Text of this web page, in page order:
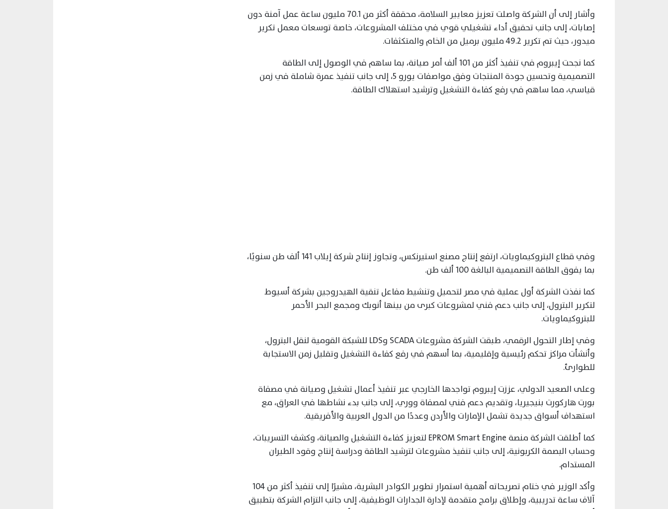
وأشار إلى أن الشركة واصلت تعزيز معايير السلامة، محققة أكثر من 70.1 مليون ساعة عمل آمنة دون
إصابات، إلى جانب تحقيق أداء تشغيلي قوي في مختلف المشروعات، خاصة توسعات معمل تكرير
ميدور، حيث تم تكرير 49.2 مليون برميل من الخام والمتكثفات.
كما نجحت إيبروم في تنفيذ أكثر من 101 ألف أمر صيانة، بما ساهم في الوصول إلى الطاقة
التصميمية وتحسين جودة المنتجات وفق مواصفات يورو 5، إلى جانب تنفيذ عمرة شاملة في زمن
قياسي، مما ساهم في رفع كفاءة التشغيل وترشيد استهلاك الطاقة.
وفي قطاع البتروكيماويات، ارتفع إنتاج مصنع استيرنكس، وتجاوز إنتاج شركة إيلاب 141 ألف طن سنويًا،
بما يفوق الطاقة التصميمية البالغة 100 ألف طن.
كما نفذت الشركة أول عملية في مصر لتحميل وتنشيط مفاعل تنقية الهيدروجين بشركة أسيوط
لتكرير البترول، إلى جانب دعم فني لمشروعات كبرى من بينها أنوبك ومجمع البحر الأحمر
للبتروكيماويات.
وفي إطار التحول الرقمي، طبقت الشركة مشروعات SCADA وLDS للشبكة القومية لنقل البترول،
وأنشأت مراكز تحكم رئيسية وإقليمية، بما أسهم في رفع كفاءة التشغيل وتقليل زمن الاستجابة
للطوارئ.
وعلى الصعيد الدولي، عززت إيبروم تواجدها الخارجي عبر تنفيذ أعمال تشغيل وصيانة في مصفاة
بورت هاركورت بنيجيريا، وتقديم دعم فني لمصفاة ووري، إلى جانب بدء نشاطها في العراق، مع
استهداف أسواق جديدة تشمل الإمارات والأردن وعددًا من الدول العربية والأفريقية.
كما أطلقت الشركة منصة EPROM Smart Engine لتعزيز كفاءة التشغيل والصيانة، وكشف التسريبات،
وحساب البصمة الكربونية، إلى جانب تنفيذ مشروعات لترشيد الطاقة ودراسة إنتاج وقود الطيران
المستدام.
وأكد الوزير في ختام تصريحاته أهمية استمرار تطوير الكوادر البشرية، مشيرًا إلى تنفيذ أكثر من 104
آلاف ساعة تدريبية، وإطلاق برامج متقدمة لإدارة الجدارات الوظيفية، إلى جانب التزام الشركة بتطبيق